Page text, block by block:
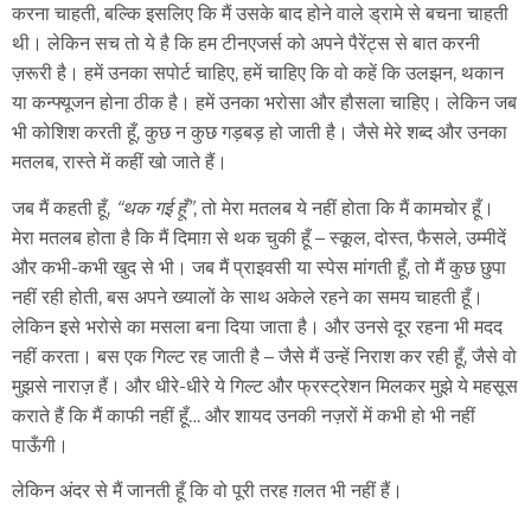
करना चाहती, बल्कि इसलिए कि मैं उसके बाद होने वाले ड्रामे से बचना चाहती
थी। लेकिन सच तो ये है कि हम टीनएजर्स को अपने पैरेंट्स से बात करनी
ज़रूरी है। हमें उनका सपोर्ट चाहिए, हमें चाहिए कि वो कहें कि उलझन, थकान
या कन्फ्यूजन होना ठीक है। हमें उनका भरोसा और हौसला चाहिए। लेकिन जब
भी कोशिश करती हूँ, कुछ न कुछ गड़बड़ हो जाती है। जैसे मेरे शब्द और उनका
मतलब, रास्ते में कहीं खो जाते हैं।
जब मैं कहती हूँ, “थक गई हूँ”, तो मेरा मतलब ये नहीं होता कि मैं कामचोर हूँ।
मेरा मतलब होता है कि मैं दिमाग़ से थक चुकी हूँ – स्कूल, दोस्त, फैसले, उम्मीदें
और कभी-कभी खुद से भी। जब मैं प्राइवसी या स्पेस मांगती हूँ, तो मैं कुछ छुपा
नहीं रही होती, बस अपने ख्यालों के साथ अकेले रहने का समय चाहती हूँ।
लेकिन इसे भरोसे का मसला बना दिया जाता है। और उनसे दूर रहना भी मदद
नहीं करता। बस एक गिल्ट रह जाती है – जैसे मैं उन्हें निराश कर रही हूँ, जैसे वो
मुझसे नाराज़ हैं। और धीरे-धीरे ये गिल्ट और फ्रस्ट्रेशन मिलकर मुझे ये महसूस
कराते हैं कि मैं काफी नहीं हूँ… और शायद उनकी नज़रों में कभी हो भी नहीं
पाऊँगी।
लेकिन अंदर से मैं जानती हूँ कि वो पूरी तरह ग़लत भी नहीं हैं।